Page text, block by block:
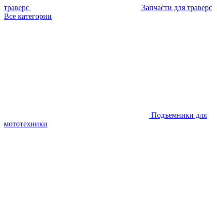
траверс
Запчасти для траверс
Все категории
Подъемники для
мототехники